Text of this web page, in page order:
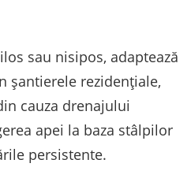
sau nisipos, adaptează
șantierele rezidențiale,
cauza drenajului
apei la baza stâlpilor
persistente.